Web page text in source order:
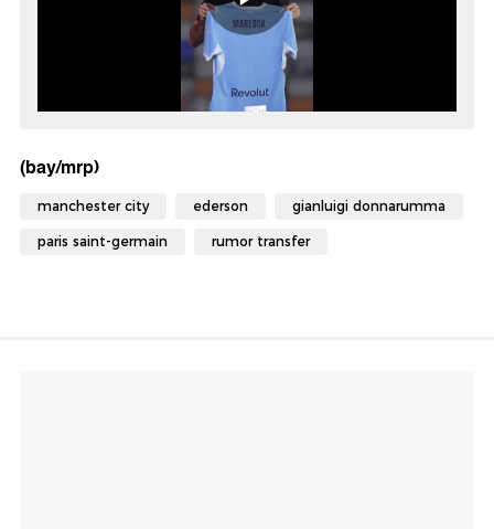
(bay/mrp)
manchester city ederson gianluigi donnarumma
paris saint-germain rumor transfer